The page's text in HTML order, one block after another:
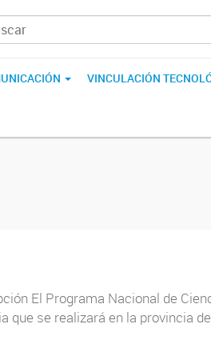
VINCULACIÓN
El Programa Nacional de
se realizará en la provincia